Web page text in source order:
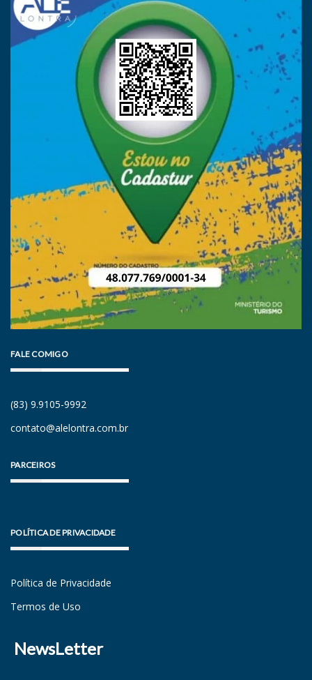
FALE COMIGO
(83) 9.9105-9992
contato@alelontra.com.br
PARCEIROS
POLÍTICA DE PRIVACIDADE
Política de Privacidade
Termos de Uso
NewsLetter